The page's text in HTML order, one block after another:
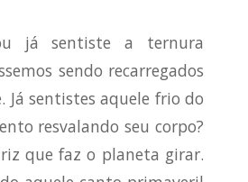
já sentiste a ternura
sendo recarregados
sentistes aquele frio do
resvalando seu corpo?
que faz o planeta girar.